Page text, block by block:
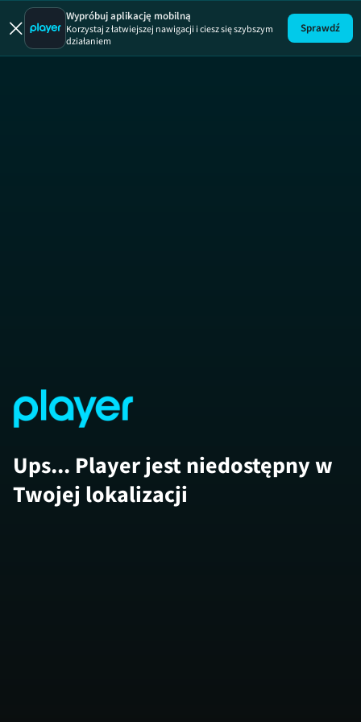
Wypróbuj aplikację mobilną
Korzystaj z łatwiejszej nawigacji i ciesz się szybszym
działaniem
Sprawdź
Ups... Player jest niedostępny w
Twojej lokalizacji